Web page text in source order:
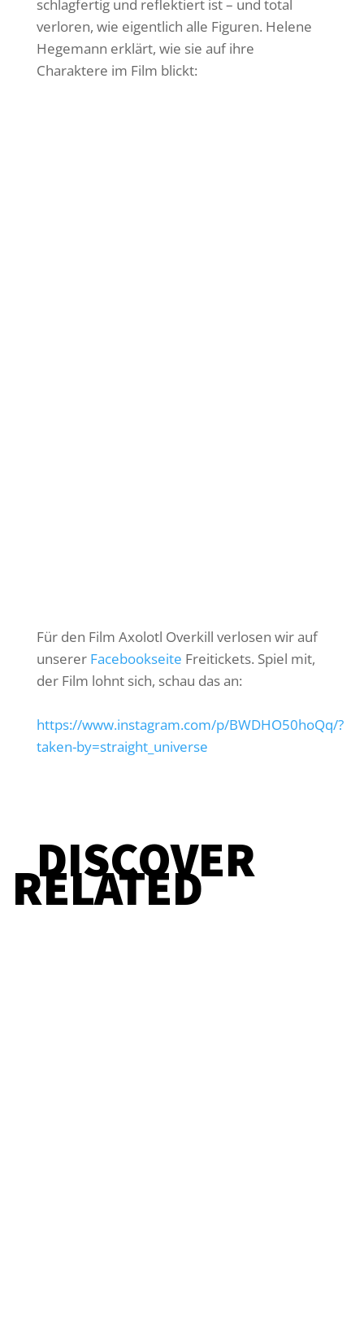
schlagfertig und reflektiert ist – und total
verloren, wie eigentlich alle Figuren. Helene
Hegemann erklärt, wie sie auf ihre
Charaktere im Film blickt:
Für den Film Axolotl Overkill verlosen wir auf
unserer Facebookseite Freitickets. Spiel mit,
der Film lohnt sich, schau das an:
https://www.instagram.com/p/BWDHO50hoQq/?
taken-by=straight_universe
DISCOVER
RELATED